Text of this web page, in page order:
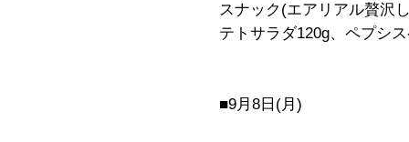
スナック(エアリアル贅沢
テトサラダ120g、ペプシ
■9月8日(月)